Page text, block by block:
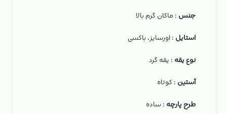
جنس : ماکان گرم بالا
استایل : اورسایز، باکسی
نوع یقه : یقه گرد
آستین : کوتاه
طرح پارچه : ساده